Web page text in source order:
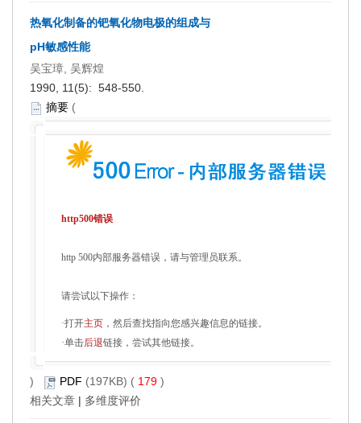
热氧化制备的钯氧化物电极的组成与
pH敏感性能
吴宝璋, 吴辉煌
1990, 11(5): 548-550.
摘要 (
http500错误
http 500内部服务器错误，请与管理员联系。
请尝试以下操作：
·打开主页 ，然后查找指向您感兴趣信息的链接。
·单击后退链接，尝试其他链接。
) PDF (197KB) ( 179 )
相关文章 | 多维度评价